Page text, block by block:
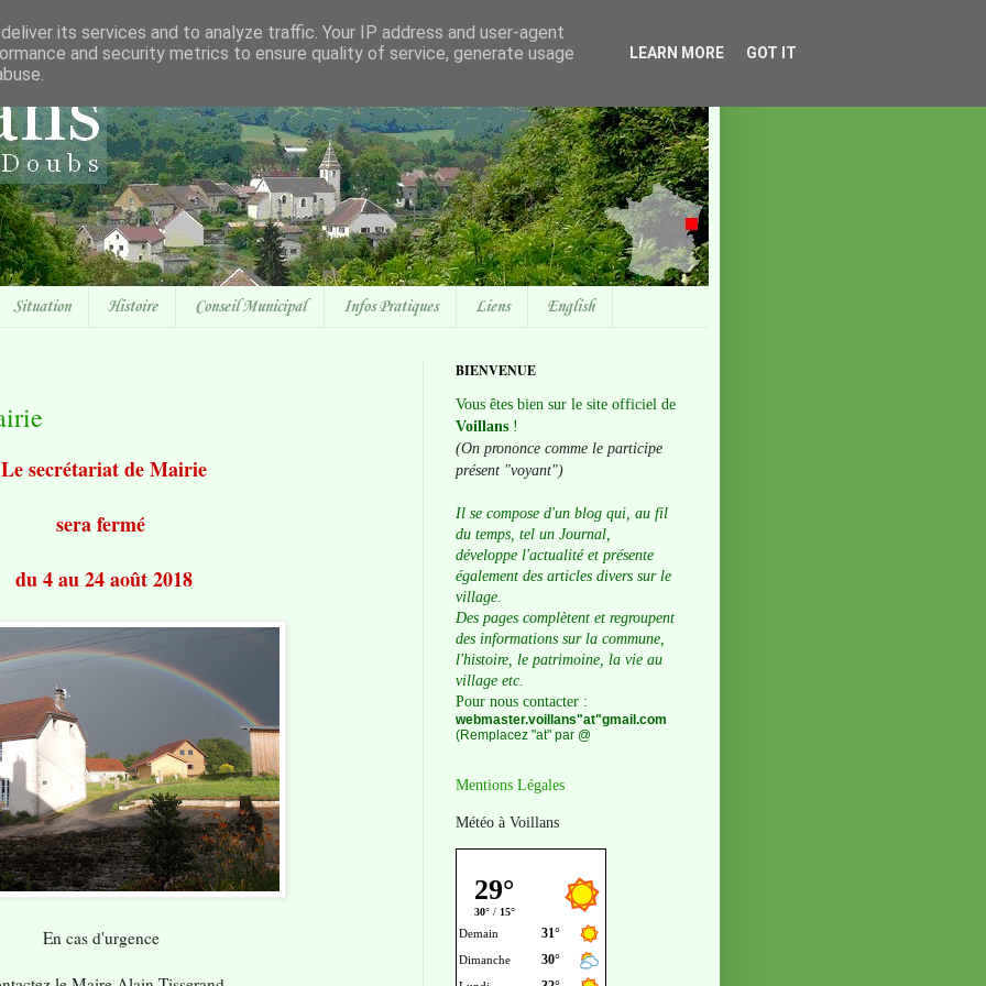
Situation Histoire Conseil Municipal Infos Pratiques Liens English
Le secrétariat de Mairie
sera fermé
du 4 au 24 août 2018
En cas d'urgence
BIENVENUE
Vous êtes bien sur le site officiel de
Voillans !
(On prononce comme le participe
présent "voyant")
Il se compose d'un blog qui, au fil
du temps, tel un Journal,
développe l'actualité et présente
également des articles divers sur le
village.
Des pages complètent et regroupent
des informations sur la commune,
l'histoire, le patrimoine, la vie au
village etc.
Pour nous contacter :
webmaster.voillans"at"gmail.com
(Remplacez "at" par @
Mentions Légales
Météo à Voillans
its services and to analyze traffic. Your IP address and user-agent
and security metrics to ensure quality of service, generate usage
LEARN MORE GOT IT